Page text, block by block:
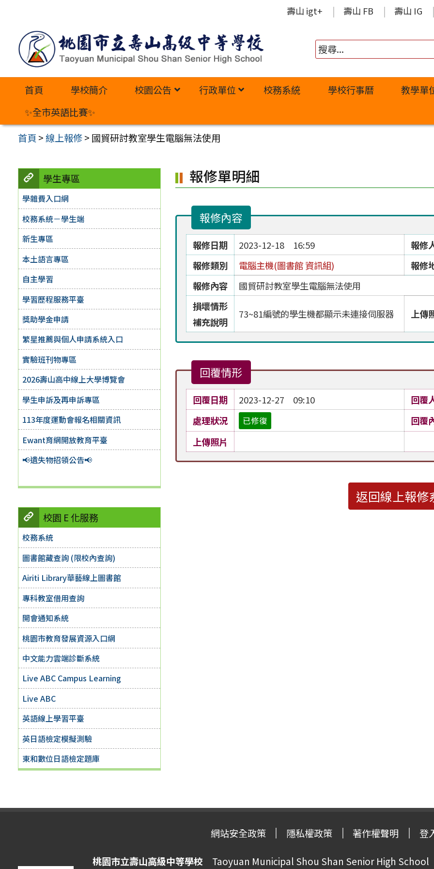
內
壽山 igt+ 壽山 FB 壽山 IG
首頁 學校簡介 校園公告 行政單位 校務系統 學校行事曆
教學單
✨全市英語比賽✨
首頁 >線上報修> 國貿研討教室學生電腦無法使用
學生專區
學雜費入口網
校務系統－學生端
新生專區
本土語言專區
自主學習
學習歷程服務平臺
獎助學金申請
繁星推薦與個人申請系統入口
實驗班刊物專區
2026壽山高中線上大學博覽會
學生申訴及再申訴專區
113年度運動會報名相關資訊
Ewant育網開放教育平臺
📢遺失物招領公告📢
校園 E 化服務
校務系統
圖書館藏查詢 (限校內查詢)
Airiti Library華藝線上圖書館
專科教室借用查詢
開會通知系統
桃園市教育發展資源入口網
中文能力雲端診斷系統
Live ABC Campus Learning
Live ABC
英語線上學習平臺
英日語檢定模擬測驗
東和數位日語檢定題庫
報修單明細
報修內容
報修日期 2023-12-18 16:59
報修
報修類別
電腦主機(圖書館 資訊組)
報修
報修內容
國貿研討教室學生電腦無法使用
損壞情形
補充說明
73~81編號的學生機都顯示未連接伺服器 上傳
回覆情形
回覆日期 2023-12-27 09:10
回覆
處理狀況
已修復
回覆
上傳照片
返回線上報修
網站安全政策 隱私權政策 著作權聲明 登
桃園市立壽山高級中等學校 Taoyuan Municipal Shou Shan Senior High School